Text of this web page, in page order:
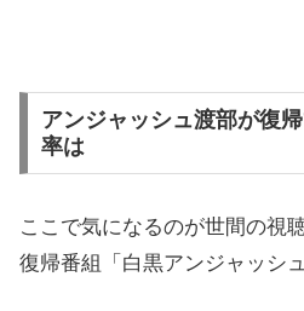
アンジャッシュ渡部が復
率は
ここで気になるのが世間の視
復帰番組「白黒アンジャッシ